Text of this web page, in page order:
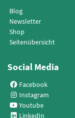
Blog
Newsletter
Shop
Seitenübersicht
Social Media
Facebook
Instagram
Youtube
LinkedIn